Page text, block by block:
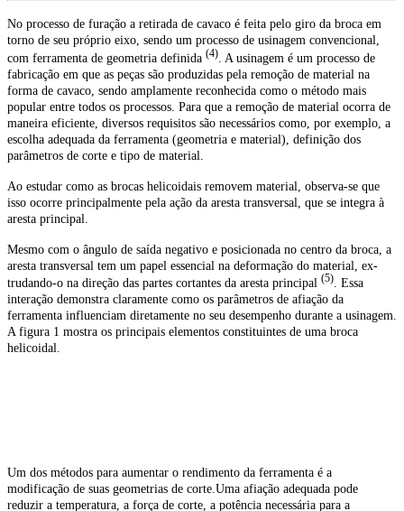
No processo de furação a retirada de cavaco é feita pelo giro da broca em
torno de seu próprio eixo, sendo um processo de usinagem convencional,
com ferramenta de geometria definida (4) . A usinagem é um processo de
fabricação em que as peças são produzidas pela remoção de material na
forma de cavaco, sendo amplamente reconhecida como o método mais
popular entre todos os processos. Para que a remoção de material ocorra de
maneira eficiente, diversos requisitos são necessários como, por exemplo, a
escolha adequada da ferramenta (geometria e material), definição dos
parâmetros de corte e tipo de material.
Ao estudar como as brocas helicoidais removem material, observa-se que
isso ocorre principalmente pela ação da aresta transversal, que se integra à
aresta principal.
Mesmo com o ângulo de saída negativo e posicionada no centro da broca, a
aresta transversal tem um papel essencial na deformação do material, ex-
trudando-o na direção das partes cortantes da aresta principal (5). Essa
interação demonstra claramente como os parâmetros de afiação da
ferramenta influenciam diretamente no seu desempenho durante a usinagem.
A figura 1 mostra os principais elementos constituintes de uma broca
helicoidal.
Um dos métodos para aumentar o rendimento da ferramenta é a
modificação de suas geometrias de corte.Uma afiação adequada pode
reduzir a temperatura, a força de corte, a potência necessária para a